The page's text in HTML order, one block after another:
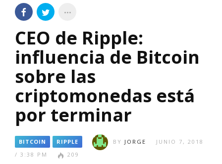
CEO de Ripple:
influencia de Bitcoin
sobre las
criptomonedas está
por terminar
BITCOIN RIPPLE BY JORGE
JUNIO 7, 2018
/ 3:38 PM
209